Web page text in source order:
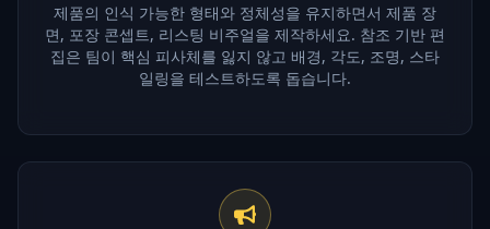
제품의 인식 가능한 형태와 정체성을 유지하면서 제품 장
면, 포장 콘셉트, 리스팅 비주얼을 제작하세요. 참조 기반 편
집은 팀이 핵심 피사체를 잃지 않고 배경, 각도, 조명, 스타
일링을 테스트하도록 돕습니다.